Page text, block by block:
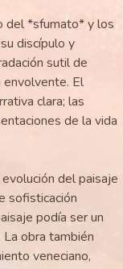
del *sfumato* y los
discípulo y
sutil de
envolvente. El
clara; las
de la vida
del paisaje
sofisticación
podía ser un
obra también
veneciano,